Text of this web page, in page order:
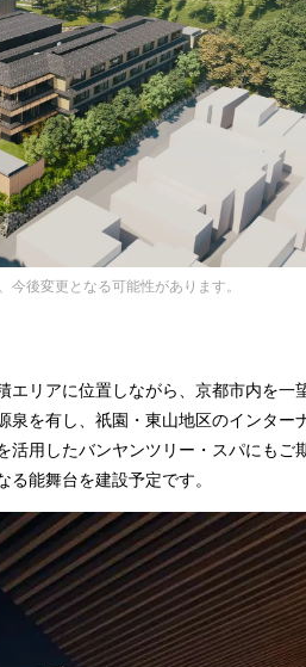
後変更となる可能性があります。
エリアに位置しながら、京都市内を一
泉を有し、祇園・東山地区のインター
活用したバンヤンツリー・スパにもご
能舞台を建設予定です。